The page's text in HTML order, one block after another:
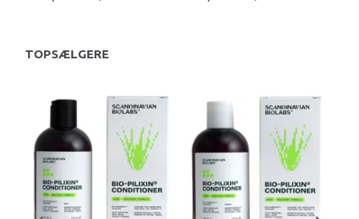
TOPSÆLGERE